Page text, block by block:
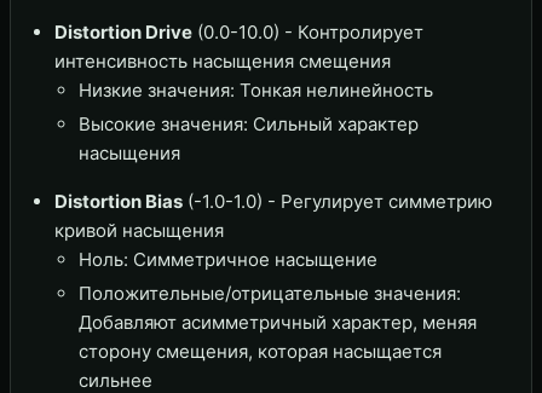
Distortion Drive (0.0-10.0) - Контролирует
интенсивность насыщения смещения
Низкие значения: Тонкая нелинейность
Высокие значения: Сильный характер
насыщения
Distortion Bias (-1.0-1.0) - Регулирует симметрию
кривой насыщения
Ноль: Симметричное насыщение
Положительные/отрицательные значения:
Добавляют асимметричный характер, меняя
сторону смещения, которая насыщается
сильнее